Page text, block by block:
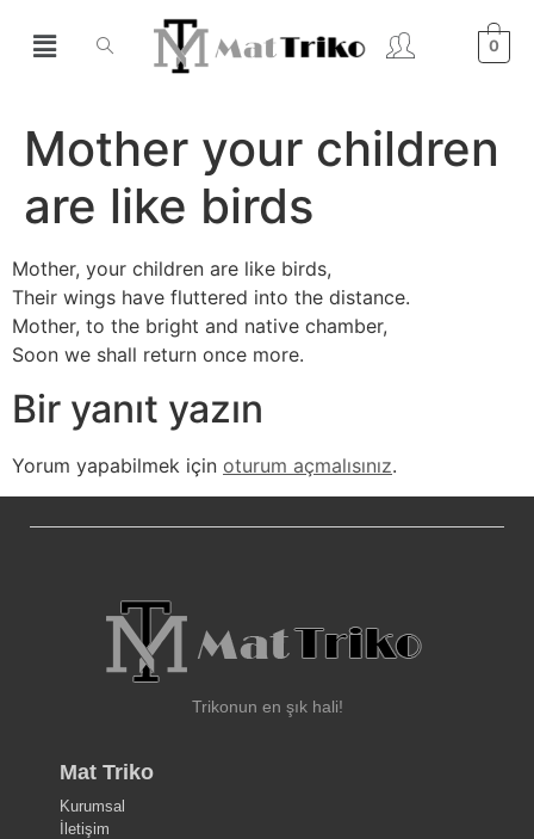
0
Mother your children
are like birds
Mother, your children are like birds,
Their wings have fluttered into the distance.
Mother, to the bright and native chamber,
Soon we shall return once more.
Bir yanıt yazın
Yorum yapabilmek için oturum açmalısınız.
Trikonun en şık hali!
Mat Triko
Kurumsal
İletişim